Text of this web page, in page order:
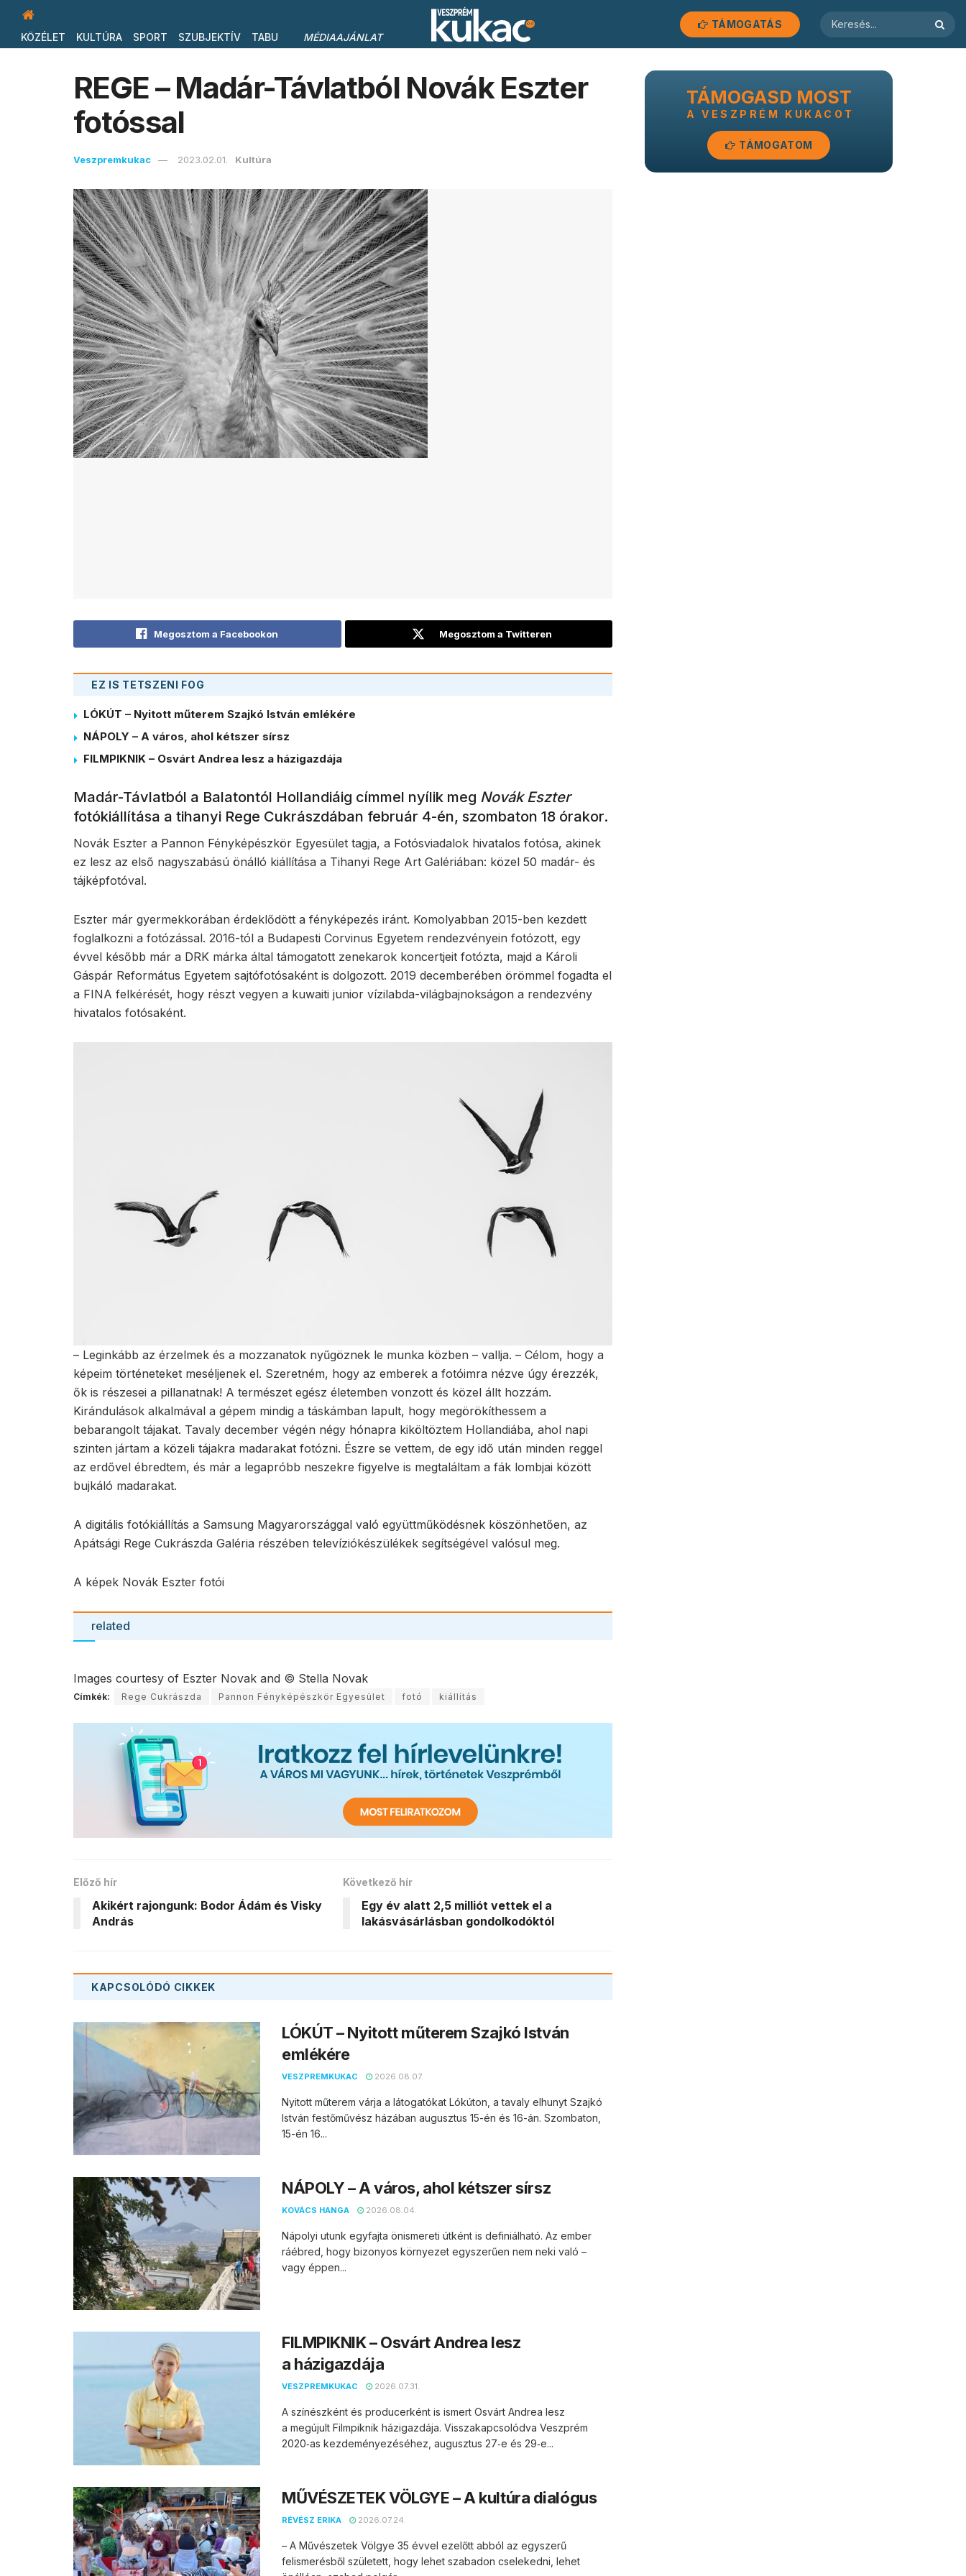
KÖZÉLET KULTÚRA SPORT SZUBJEKTÍV TABU MÉDIAAJÁNLAT
TÁMOGATÁS
REGE – Madár-Távlatból Novák Eszter
fotóssal
Veszpremkukac 2023.02.01. Kultúra
Megosztom a Facebookon Megosztom a Twitteren
EZ IS TETSZENI FOG
LÓKÚT – Nyitott műterem Szajkó István emlékére
NÁPOLY – A város, ahol kétszer sírsz
FILMPIKNIK – Osvárt Andrea lesz a házigazdája
Madár-Távlatból a Balatontól Hollandiáig címmel nyílik meg Novák Eszter
fotókiállítása a tihanyi Rege Cukrászdában február 4-én, szombaton 18 órakor.
Novák Eszter a Pannon Fényképészkör Egyesület tagja, a Fotósviadalok hivatalos fotósa, akinek
ez lesz az első nagyszabású önálló kiállítása a Tihanyi Rege Art Galériában: közel 50 madár- és
tájképfotóval.
Eszter már gyermekkorában érdeklődött a fényképezés iránt. Komolyabban 2015-ben kezdett
foglalkozni a fotózással. 2016-tól a Budapesti Corvinus Egyetem rendezvényein fotózott, egy
évvel később már a DRK márka által támogatott zenekarok koncertjeit fotózta, majd a Károli
Gáspár Református Egyetem sajtófotósaként is dolgozott. 2019 decemberében örömmel fogadta el
a FINA felkérését, hogy részt vegyen a kuwaiti junior vízilabda-világbajnokságon a rendezvény
hivatalos fotósaként.
– Leginkább az érzelmek és a mozzanatok nyűgöznek le munka közben – vallja. – Célom, hogy a
képeim történeteket meséljenek el. Szeretném, hogy az emberek a fotóimra nézve úgy érezzék,
ők is részesei a pillanatnak! A természet egész életemben vonzott és közel állt hozzám.
Kirándulások alkalmával a gépem mindig a táskámban lapult, hogy megörökíthessem a
bebarangolt tájakat. Tavaly december végén négy hónapra kiköltöztem Hollandiába, ahol napi
szinten jártam a közeli tájakra madarakat fotózni. Észre se vettem, de egy idő után minden reggel
az erdővel ébredtem, és már a legapróbb neszekre figyelve is megtaláltam a fák lombjai között
bujkáló madarakat.
A digitális fotókiállítás a Samsung Magyarországgal való együttműködésnek köszönhetően, az
Apátsági Rege Cukrászda Galéria részében televíziókészülékek segítségével valósul meg.
A képek Novák Eszter fotói
related
Images courtesy of Eszter Novak and © Stella Novak
Címkék: Rege Cukrászda Pannon Fényképészkör Egyesület fotó kiállítás
Előző hír
Akikért rajongunk: Bodor Ádám és Visky
András
Következő hír
Egy év alatt 2,5 milliót vettek el a
lakásvásárlásban gondolkodóktól
KAPCSOLÓDÓ CIKKEK
LÓKÚT – Nyitott műterem Szajkó István
emlékére
VESZPREMKUKAC 2026.08.07.
Nyitott műterem várja a látogatókat Lókúton, a tavaly elhunyt Szajkó
István festőművész házában augusztus 15-én és 16-án. Szombaton,
15-én 16...
NÁPOLY – A város, ahol kétszer sírsz
KOVÁCS HANGA 2026.08.04.
Nápolyi utunk egyfajta önismereti útként is definiálható. Az ember
ráébred, hogy bizonyos környezet egyszerűen nem neki való –
vagy éppen...
FILMPIKNIK – Osvárt Andrea lesz
a házigazdája
VESZPREMKUKAC 2026.07.31.
A színészként és producerként is ismert Osvárt Andrea lesz
a megújult Filmpiknik házigazdája. Visszakapcsolódva Veszprém
2020‑as kezdeményezéséhez, augusztus 27‑e és 29‑e...
MŰVÉSZETEK VÖLGYE – A kultúra dialógus
RÉVÉSZ ERIKA 2026.07.24.
– A Művészetek Völgye 35 évvel ezelőtt abból az egyszerű
felismerésből született, hogy lehet szabadon cselekedni, lehet
TÁMOGASD MOST
A VESZPRÉM KUKACOT
TÁMOGATOM